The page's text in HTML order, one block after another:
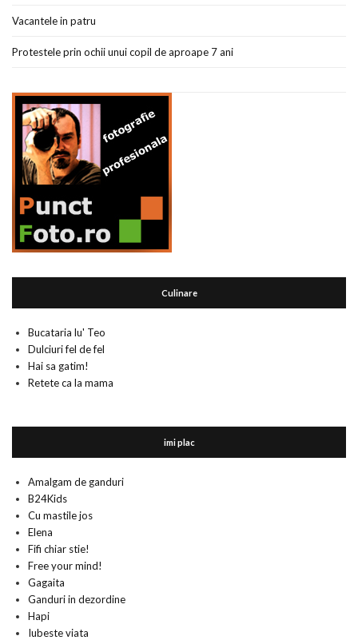
Vacantele in patru
Protestele prin ochii unui copil de aproape 7 ani
Culinare
Bucataria lu' Teo
Dulciuri fel de fel
Hai sa gatim!
Retete ca la mama
imi plac
Amalgam de ganduri
B24Kids
Cu mastile jos
Elena
Fifi chiar stie!
Free your mind!
Gagaita
Ganduri in dezordine
Hapi
Iubeste viata